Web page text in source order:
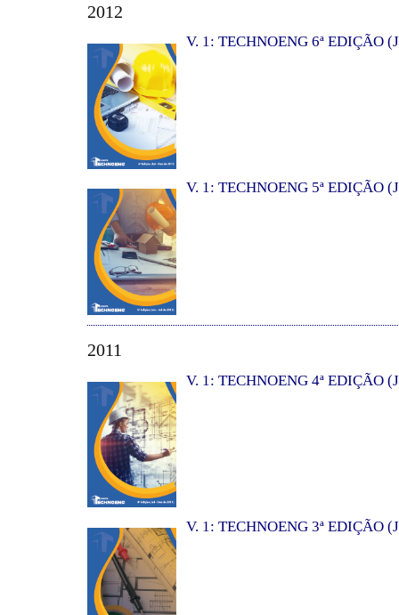
2012
V. 1: TECHNOENG 6ª EDIÇÃO
V. 1: TECHNOENG 5ª EDIÇÃO
2011
V. 1: TECHNOENG 4ª EDIÇÃO
V. 1: TECHNOENG 3ª EDIÇÃO